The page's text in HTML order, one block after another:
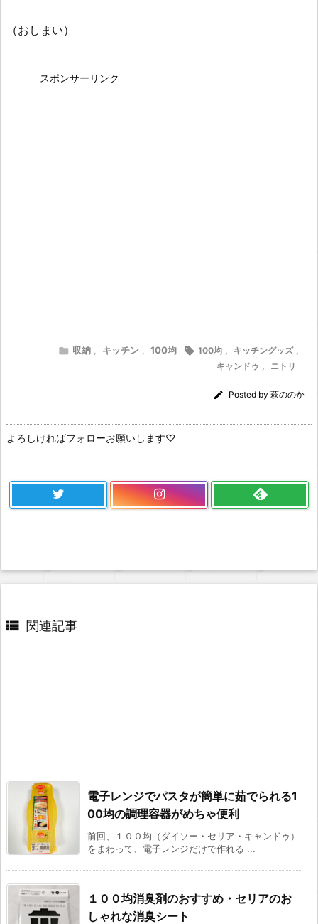
（おしまい）
スポンサーリンク
 収納 , キッチン , 100均  100均 , キッチングッズ ,
キャンドゥ , ニトリ
 Posted by 萩ののか
よろしければフォローお願いします♡
 関連記事
電子レンジでパスタが簡単に茹でられる1
00均の調理容器がめちゃ便利
前回、１００均（ダイソー・セリア・キャンドゥ）
をまわって、電子レンジだけで作れる ...
１００均消臭剤のおすすめ・セリアのお
しゃれな消臭シート